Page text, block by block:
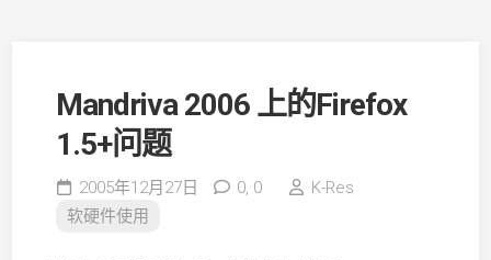
Mandriva 2006 上的Firefox
1.5+问题
2005年12月27日 0, 0
K-Res
软硬件使用